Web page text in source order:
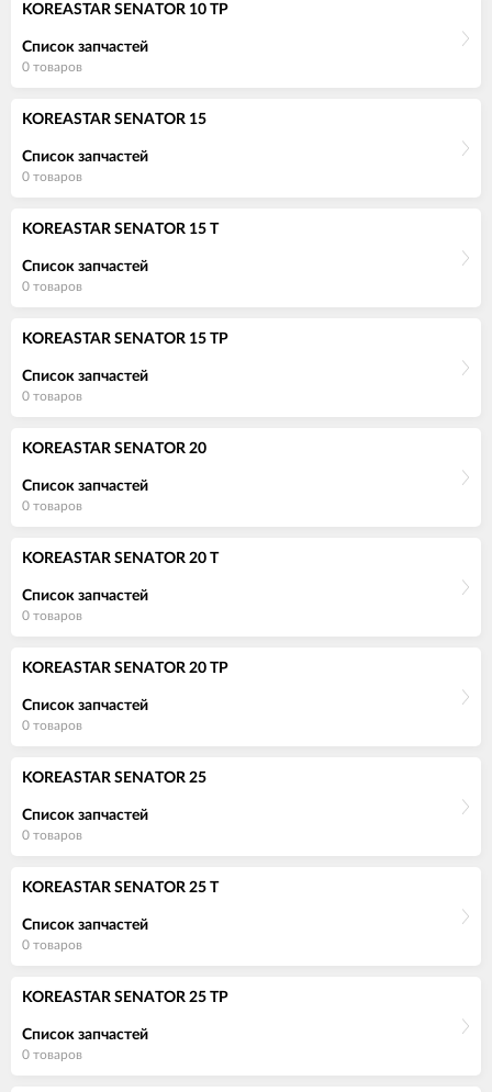
KOREASTAR SENATOR 10 TP
Список запчастей
0 товаров
KOREASTAR SENATOR 15
Список запчастей
0 товаров
KOREASTAR SENATOR 15 T
Список запчастей
0 товаров
KOREASTAR SENATOR 15 TP
Список запчастей
0 товаров
KOREASTAR SENATOR 20
Список запчастей
0 товаров
KOREASTAR SENATOR 20 T
Список запчастей
0 товаров
KOREASTAR SENATOR 20 TP
Список запчастей
0 товаров
KOREASTAR SENATOR 25
Список запчастей
0 товаров
KOREASTAR SENATOR 25 T
Список запчастей
0 товаров
KOREASTAR SENATOR 25 TP
Список запчастей
0 товаров